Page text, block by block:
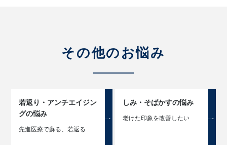
その他のお悩み
若返り・アンチエイジン
グの悩み
先進医療で蘇る、若返る
しみ・そばかすの悩み
老けた印象を改善したい